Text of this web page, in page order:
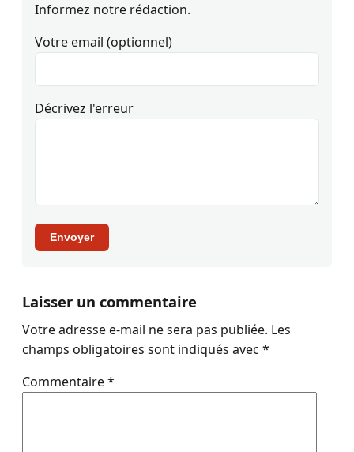
Informez notre rédaction.
Votre email (optionnel)
Décrivez l'erreur
Envoyer
Laisser un commentaire
Votre adresse e-mail ne sera pas publiée. Les
champs obligatoires sont indiqués avec *
Commentaire*